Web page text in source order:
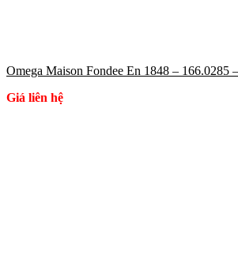
Omega Maison Fondee En 1848 – 166.0285
Giá liên hệ